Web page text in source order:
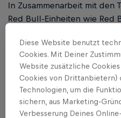
In Zusammenarbeit mit den
Red Bull-Einheiten wie Red
die Optimierung aller
Integration innovativer
Radsport konzentrieren.
Rolf Aldag, Chief of Sports
hansgrohe:
Diese Website benutzt
Cookies. Mit Deiner
Website zusätzliche
Cookies von Drittanbietern)
Technologien, um die
sichern, aus Marketing-
Verbesserung Deines